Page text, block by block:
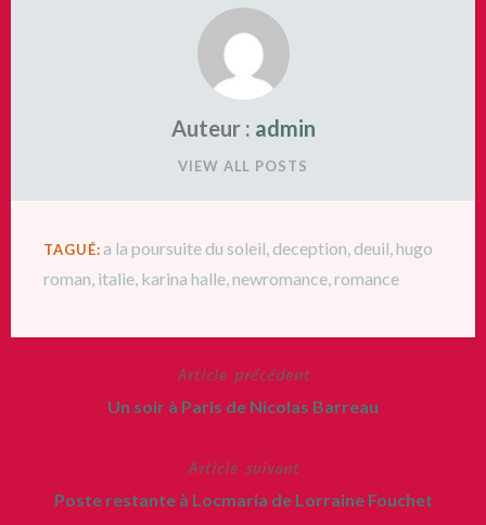
Auteur : admin
VIEW ALL POSTS
TAGUÉ: a la poursuite du soleil deception deuil ,hugo
roman italie karina halle newromance romance
Article précédent
Un soir à Paris de Nicolas Barreau
Article suivant
Poste restante à Locmaria de Lorraine Fouchet